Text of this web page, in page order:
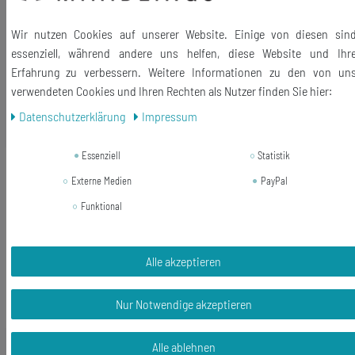
Ähnliche Artikel
Miniblings Drache Fantasy hellblau
lila schimmernd
11,33 € *
*inkl. ges. MwSt.zzgl.Versandkosten
Wir nutzen Cookies auf unserer Website. Einige von diesen
essenziell, während andere uns helfen, diese Website und
Erfahrung zu verbessern. Weitere Informationen zu den von
verwendeten Cookies und Ihren Rechten als Nutzer finden Sie hier:
Daten­schutz­erklärung
Impressum
Essenziell
Statistik
Externe Medien
PayPal
Funktional
Alle akzeptieren
Nur Notwendige akzeptieren
Alle ablehnen